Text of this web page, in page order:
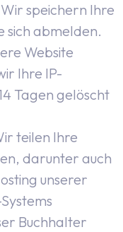
speichern Ihre
sich abmelden.
Website
Ihre IP-
Tagen gelöscht
teilen Ihre
darunter auch
unserer
Buchhalter